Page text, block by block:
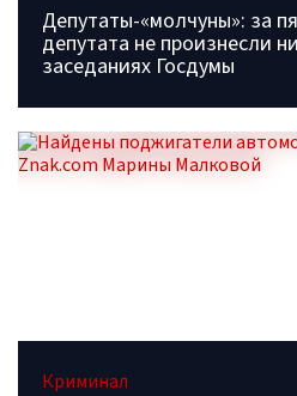
Депутаты-«молчуны»: за
депутата не произнесли
заседаниях Госдумы
Криминал